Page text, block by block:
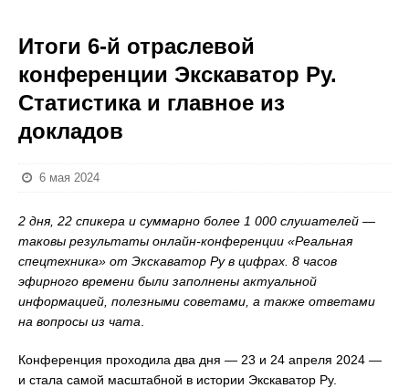
Итоги 6-й отраслевой
конференции Экскаватор Ру.
Статистика и главное из
докладов
6 мая 2024
2 дня, 22 спикера и суммарно более 1 000 слушателей —
таковы результаты онлайн-конференции «Реальная
спецтехника» от Экскаватор Ру в цифрах. 8 часов
эфирного времени были заполнены актуальной
информацией, полезными советами, а также ответами
на вопросы из чата
Конференция проходила два дня — 23 и 24 апреля 2024 —
и стала самой масштабной в истории Экскаватор Ру.